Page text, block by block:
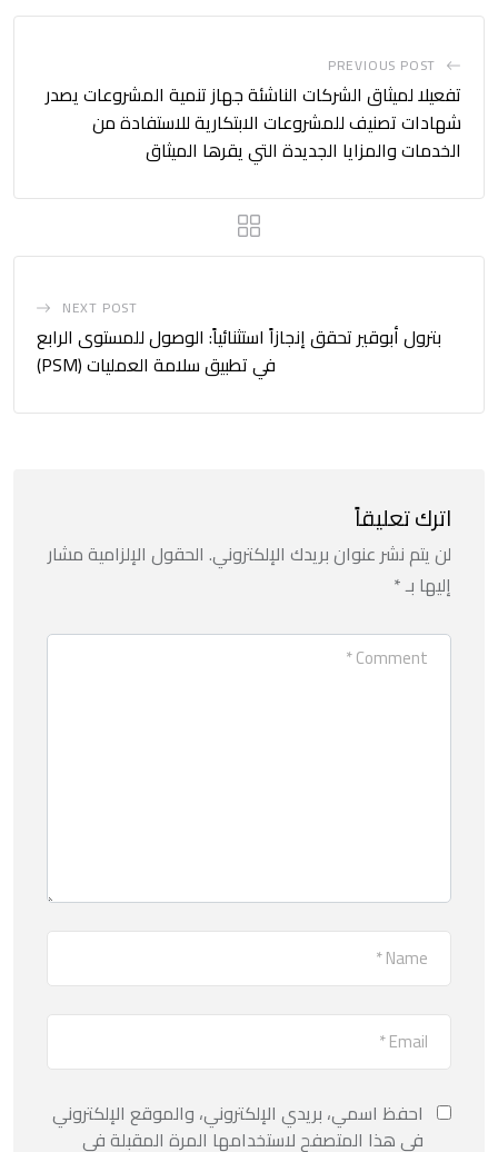
PREVIOUS POST
تفعيلا لميثاق الشركات الناشئة جهاز تنمية المشروعات يصدر
شهادات تصنيف للمشروعات الابتكارية للاستفادة من
الخدمات والمزايا الجديدة التي يقرها الميثاق
NEXT POST
بترول أبوقير تحقق إنجازاً استثنائياً: الوصول للمستوى الرابع
في تطبيق سلامة العمليات (PSM)
اترك تعليقاً
لن يتم نشر عنوان بريدك الإلكتروني. الحقول الإلزامية مشار
إليها بـ*
احفظ اسمي، بريدي الإلكتروني، والموقع الإلكتروني
في هذا المتصفح لاستخدامها المرة المقبلة في